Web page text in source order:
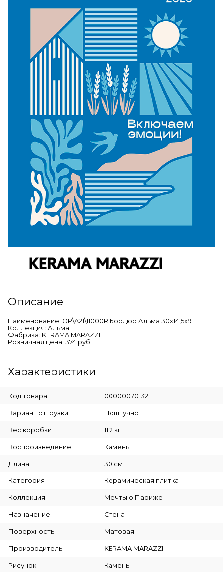
Описание
Наименование: OP\A21\11000R Бордюр Альма 30х14,5х9
Коллекция: Альма
Фабрика: KERAMA MARAZZI
Розничная цена: 374 руб.
Характеристики
Код товара 00000070132
Вариант отгрузки Поштучно
Вес коробки 11.2 кг
Воспроизведение Камень
Длина 30 см
Категория Керамическая плитка
Коллекция Мечты о Париже
Назначение Стена
Поверхность Матовая
Производитель KERAMA MARAZZI
Рисунок Камень